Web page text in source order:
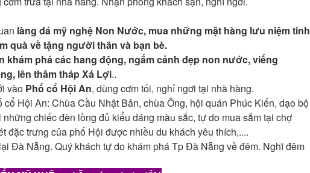
làng đá mỹ nghệ Non Nước, mua những mặt hàng lưu niệm tinh
quà về tặng người thân và bạn bè.
khám phá các hang động, ngắm cảnh đẹp non nước, viếng
lên thăm tháp Xá Lợi..
vào Phố cổ Hội An, dùng cơm tối, nghỉ ngơi tại nhà hàng.
Hội An: Chùa Cầu Nhật Bản, chùa Ông, hội quán Phúc Kiến, dạo bộ
chiếc đèn lồng đủ kiểu dáng màu sắc, tự do mua sắm tại chợ
đặc trưng của phố Hội được nhiều du khách yêu thích,....
Đà Nẵng. Quý khách tự do khám phá Tp Đà Nẵng về đêm. Nghĩ đêm